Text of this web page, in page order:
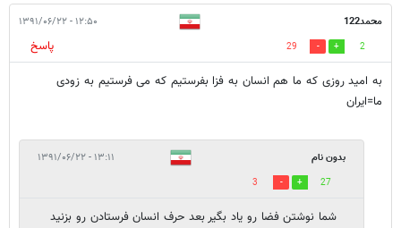
محمد122 ۱۲:۵۰ - ۱۳۹۱/۰۶/۲۲
2
29
پاسخ
به امید روزی که ما هم انسان به فزا بفرستیم که می فرستیم به زودی
ما=ایران
بدون نام ۱۳:۱۱ - ۱۳۹۱/۰۶/۲۲
27
3
شما نوشتن فضا رو یاد بگیر بعد حرف انسان فرستادن رو بزنید